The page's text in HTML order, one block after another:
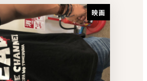
映画